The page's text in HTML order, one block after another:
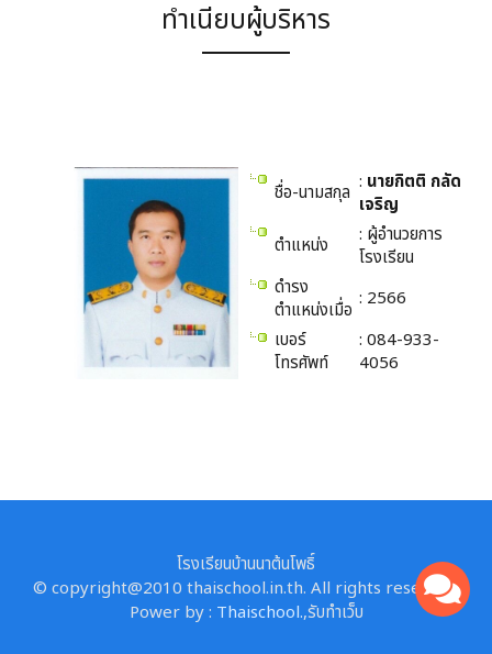
ทำเนียบผู้บริหาร
ชื่อ-นามสกุล : นายกิตติ กลัด
เจริญ
ตำแหน่ง
: ผู้อำนวยการ
โรงเรียน
ดำรง
ตำแหน่งเมื่อ : 2566
เบอร์
โทรศัพท์
: 084-933-
4056
โรงเรียนบ้านนาต้นโพธิ์
© copyright@2010 thaischool.in.th. All rights reserved.
Power by : Thaischool.,รับทำเว็บ